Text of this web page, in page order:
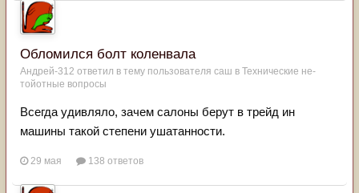
Обломился болт коленвала
Андрей-312 ответил в тему пользователя саш в Технические не-
тойотные вопросы
Всегда удивляло, зачем салоны берут в трейд ин
машины такой степени ушатанности.
29 мая 138 ответов